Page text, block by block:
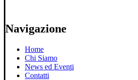
Navigazione
Home
Chi Siamo
News ed Eventi
Contatti